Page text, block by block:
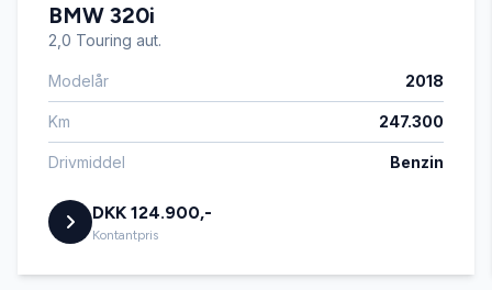
Infocenter
Isofix
Læderrat
Service OK
BMW 320i
2,0 Touring aut.
Modelår 2018
Km 247.300
Drivmiddel Benzin
DKK 124.900,-
Kontantpris